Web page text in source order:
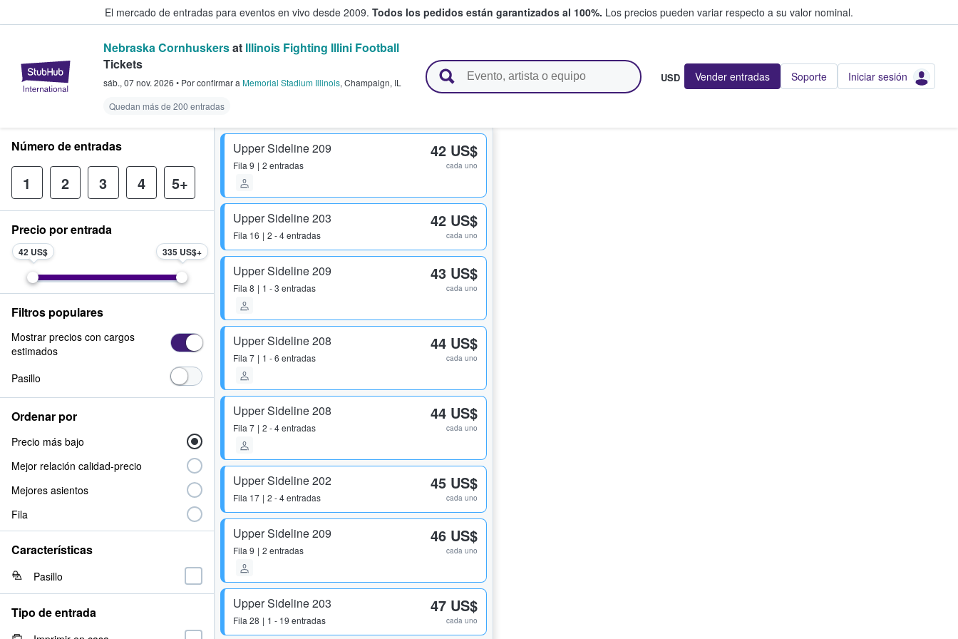
El mercado de entradas para eventos en vivo desde 2009. Todos los pedidos están garantizados al 100%. Los precios pueden variar respecto a su valor nominal.
StubHub: compra y venta de entradas entre fans
Nebraska Cornhuskersat Illinois Fighting Illini Football
Tickets
sáb., 07 nov. 2026 • Por confirmara Memorial Stadium Illinois, Champaign, IL
Quedan más de 200 entradas
USD Vender entradas Soporte Iniciar sesión
Upper Sideline 209
Fila 9 2 entradas
42 US$
cada uno
Upper Sideline 203
Fila 16 2 - 4 entradas
42 US$
cada uno
Upper Sideline 209
Fila 8 1 - 3 entradas
43 US$
cada uno
Upper Sideline 208
Fila 7 1 - 6 entradas
44 US$
cada uno
Upper Sideline 208
Fila 7 2 - 4 entradas
44 US$
cada uno
Upper Sideline 202
Fila 17 2 - 4 entradas
45 US$
cada uno
Upper Sideline 209
Fila 9 2 entradas
46 US$
cada uno
Upper Sideline 203
Fila 28 1 - 19 entradas
47 US$
cada uno
Número de entradas
1 2 3 4 5+
Precio por entrada
42 US$ 335 US$
Filtros populares
Mostrar precios con cargos
estimados
Pasillo
Ordenar por
Precio más bajo
Mejor relación calidad-precio
Mejores asientos
Fila
Características
Pasillo
Tipo de entrada